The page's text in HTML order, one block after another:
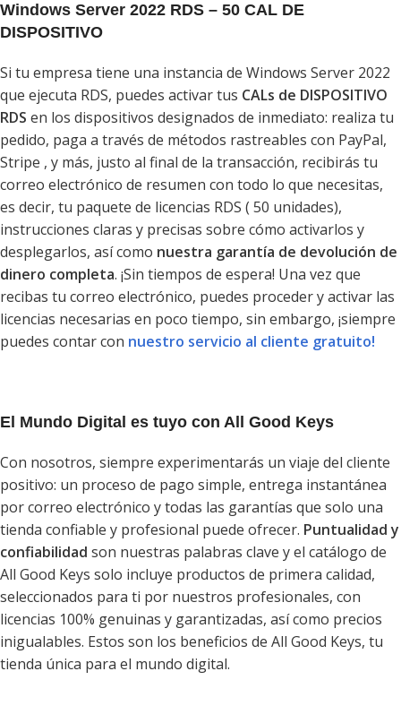
Windows Server 2022 RDS – 50 CAL DE
DISPOSITIVO
Si tu empresa tiene una instancia de Windows Server 2022
que ejecuta RDS, puedes activar tus CALs de DISPOSITIVO
RDS en los dispositivos designados de inmediato: realiza tu
pedido, paga a través de métodos rastreables con PayPal,
Stripe , y más, justo al final de la transacción, recibirás tu
correo electrónico de resumen con todo lo que necesitas,
es decir, tu paquete de licencias RDS ( 50 unidades),
instrucciones claras y precisas sobre cómo activarlos y
desplegarlos, así como nuestra garantía de devolución de
dinero completa. ¡Sin tiempos de espera! Una vez que
recibas tu correo electrónico, puedes proceder y activar las
licencias necesarias en poco tiempo, sin embargo, ¡siempre
puedes contar con nuestro servicio al cliente gratuito!
El Mundo Digital es tuyo con All Good Keys
Con nosotros, siempre experimentarás un viaje del cliente
positivo: un proceso de pago simple, entrega instantánea
por correo electrónico y todas las garantías que solo una
tienda confiable y profesional puede ofrecer. Puntualidad y
confiabilidad son nuestras palabras clave y el catálogo de
All Good Keys solo incluye productos de primera calidad,
seleccionados para ti por nuestros profesionales, con
licencias 100% genuinas y garantizadas, así como precios
inigualables. Estos son los beneficios de All Good Keys, tu
tienda única para el mundo digital.